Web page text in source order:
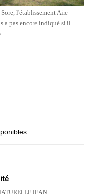
l'établissement Aire
a pas encore indiqué si il
JEAN